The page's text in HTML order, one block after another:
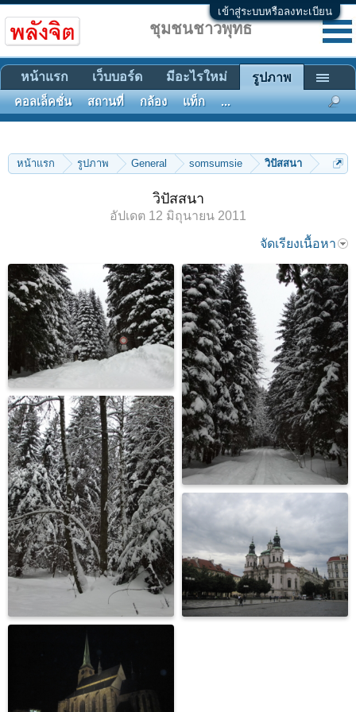
เข้าสู่ระบบหรือลงทะเบียน
หน้าแรก รูปภาพ General somsumsie วิปัสสนา
วิปัสสนา
อัปเดต 12 มิถุนายน 2011
จัดเรียงเนื้อหา
ชุมชนชาวพุทธ
หน้าแรก เว็บบอร์ด มีอะไรใหม่ รูปภาพ
คอลเล็คชั่น สถานที่ กล้อง แท็ก ...